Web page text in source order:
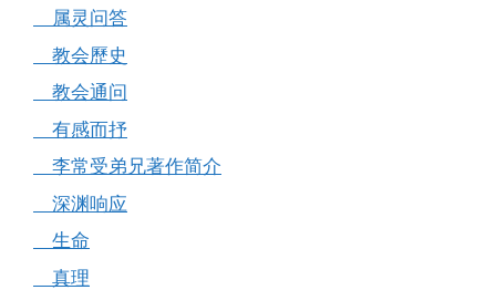
属灵问答
教会歷史
教会通问
有感而抒
李常受弟兄著作简介
深渊响应
生命
真理